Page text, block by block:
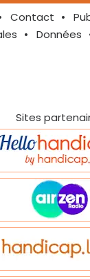
Contact
Données
Sites